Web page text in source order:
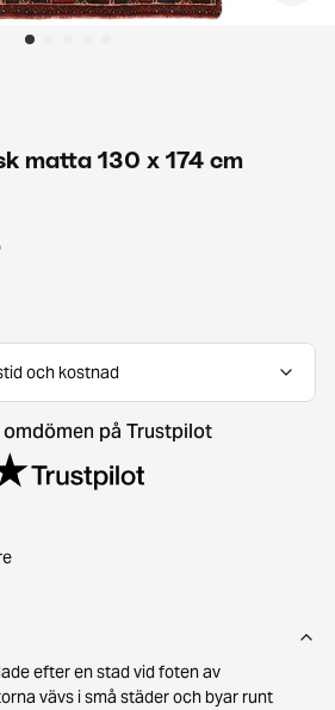
matta 130 x 174 cm
och kostnad
omdömen på Trustpilot
efter en stad vid foten av
vävs i små städer och byar runt